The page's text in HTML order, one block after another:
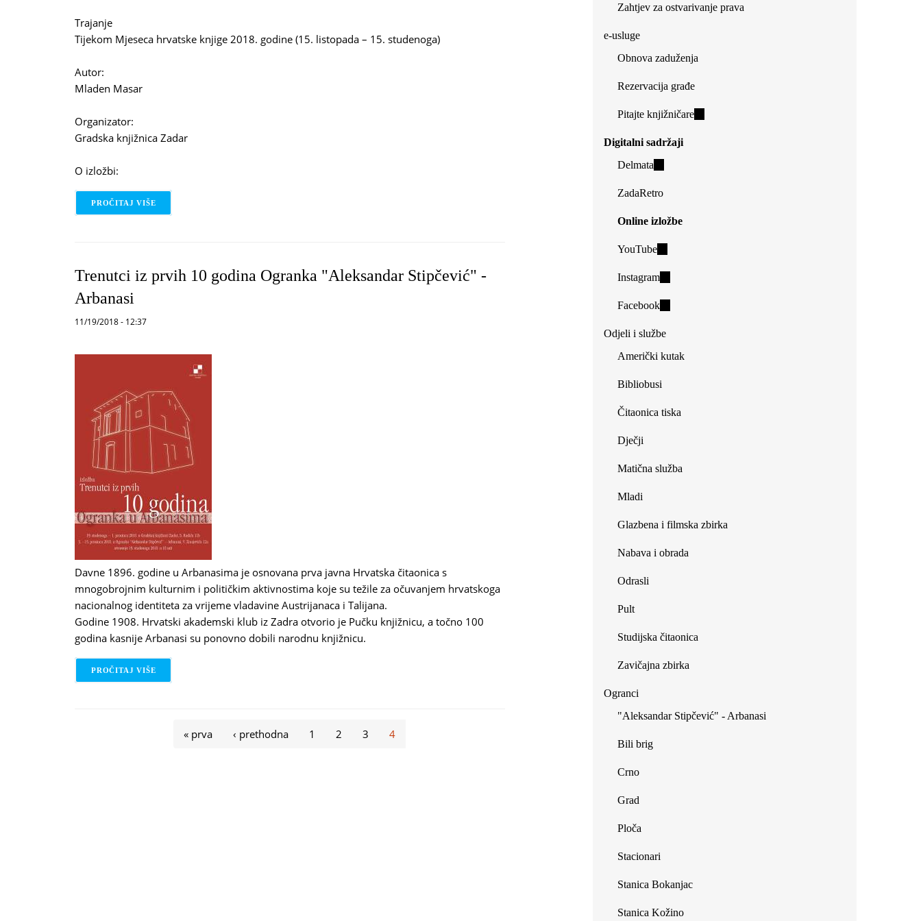
Trajanje
Tijekom Mjeseca hrvatske knjige 2018. godine (15. listopada – 15. studenoga)
Autor:
Mladen Masar
Organizator:
Gradska knjižnica Zadar
O izložbi:
PROČITAJ VIŠE
Trenutci iz prvih 10 godina Ogranka "Aleksandar Stipčević" -
Arbanasi
11/19/2018 - 12:37
Davne 1896. godine u Arbanasima je osnovana prva javna Hrvatska čitaonica s
mnogobrojnim kulturnim i političkim aktivnostima koje su težile za očuvanjem hrvatskoga
nacionalnog identiteta za vrijeme vladavine Austrijanaca i Talijana.
Godine 1908. Hrvatski akademski klub iz Zadra otvorio je Pučku knjižnicu, a točno 100
godina kasnije Arbanasi su ponovno dobili narodnu knjižnicu.
PROČITAJ VIŠE
« prva ‹ prethodna 1 2 3 4
Zahtjev za ostvarivanje prava
e-usluge
Obnova zaduženja
Rezervacija građe
Pitajte knjižničare(link
Digitalni sadržaji
Delmata
external)
ZadaRetro
Online izložbe
YouTube(link
external)
Instagram(link
external)
Facebook(link
external)
Odjeli i službe
Američki kutak
Bibliobusi
Čitaonica tiska
Dječji
Matična služba
Mladi
Glazbena i filmska zbirka
Nabava i obrada
Odrasli
Pult
Studijska čitaonica
Zavičajna zbirka
Ogranci
"Aleksandar Stipčević" - Arbanasi
Bili brig
Crno
Grad
Ploča
Stacionari
Stanica Bokanjac
Stanica Kožino